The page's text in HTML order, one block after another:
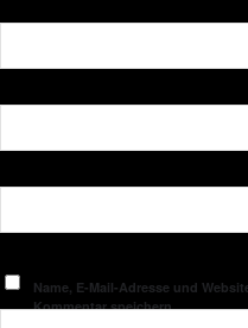
Name, E-Mail-Adresse und
Kommentar speichern.